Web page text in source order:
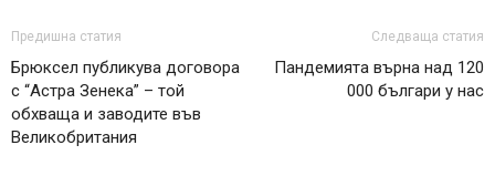
Предишна статия
Брюксел публикува договора
с “Астра Зенека” – той
обхваща и заводите във
Великобритания
Следваща статия
Пандемията върна над 120
000 българи у нас